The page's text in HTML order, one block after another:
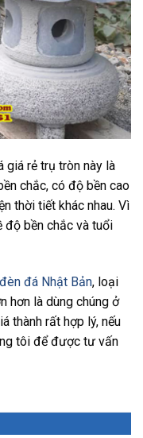
giá rẻ trụ tròn này là
chắc, có độ bền cao
thời tiết khác nhau. Vì
độ bền chắc và tuổi
đèn đá Nhật Bản, loại
hơn là dùng chúng ở
thành rất hợp lý, nếu
tôi để được tư vấn